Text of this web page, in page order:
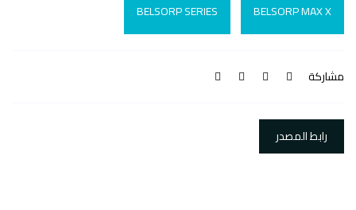
BELSORP MAX X
BELSORP SERIES
مشاركة
رابط المصدر